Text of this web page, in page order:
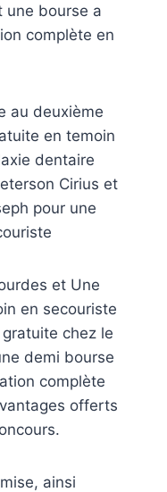
une bourse a
complète en
au deuxième
en temoin
dentaire
Cirius et
pour une
et Une
en secouriste
chez le
demi bourse
complète
offerts
ainsi